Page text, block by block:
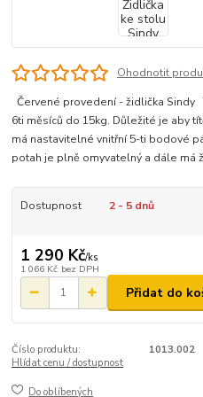
Ohodnotit
Červené provedení - židlička
6ti měsíců do 15kg. Důležité je aby
má nastavitelné vnitřní 5-ti bodové
potah je plně omyvatelný a dále má
Dostupnost 2 - 5 dnů
1 290 Kč/ks
1 066 Kč bez DPH
Přidat do
Číslo produktu:
1013.002
Hlídat cenu / dostupnost
Do oblíbených